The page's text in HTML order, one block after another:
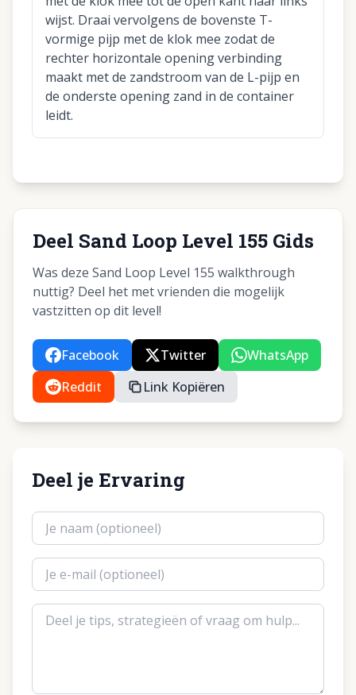
wijst. Draai vervolgens de bovenste T-
vormige pijp met de klok mee zodat de
rechter horizontale opening verbinding
maakt met de zandstroom van de L-pijp en
de onderste opening zand in de container
leidt.
Deel Sand Loop Level 155 Gids
Was deze Sand Loop Level 155 walkthrough
nuttig? Deel het met vrienden die mogelijk
vastzitten op dit level!
Facebook Twitter
WhatsApp
Reddit
Link Kopiëren
Deel je Ervaring